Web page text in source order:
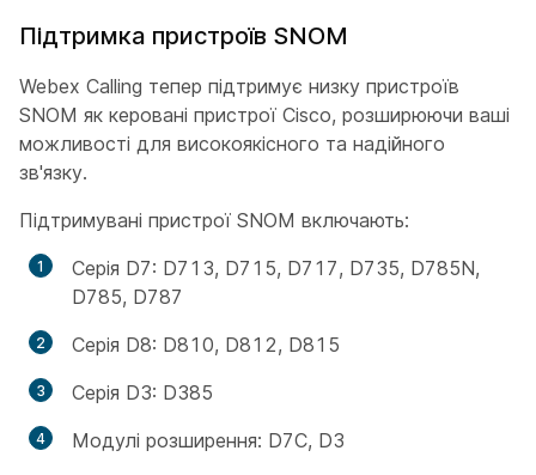
Підтримка пристроїв SNOM
Webex Calling тепер підтримує низку пристроїв
SNOM як керовані пристрої Cisco, розширюючи ваші
можливості для високоякісного та надійного
зв'язку.
Підтримувані пристрої SNOM включають:
Серія D7: D713, D715, D717, D735, D785N,
D785, D787
Серія D8: D810, D812, D815
Серія D3: D385
Модулі розширення: D7C, D3